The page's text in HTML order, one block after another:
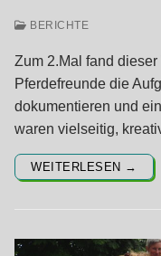
BERICHTE
Zum 2.Mal fand
Pferdefreunde die
dokumentieren und
waren vielseitig,
WEITERLESEN →